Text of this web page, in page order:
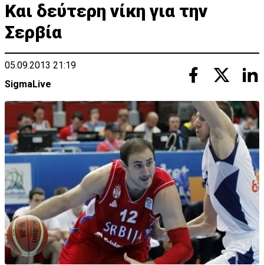
Και δεύτερη νίκη για την
Σερβία
05.09.2013 21:19
SigmaLive